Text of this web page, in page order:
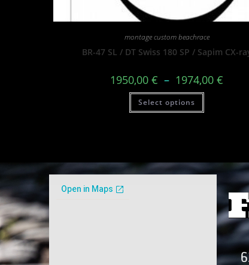
montage custom beachrace
BR-47 SL / DT Swiss 180 SP / Sapim CX-
1950,00€ – 1974,00€
Select options